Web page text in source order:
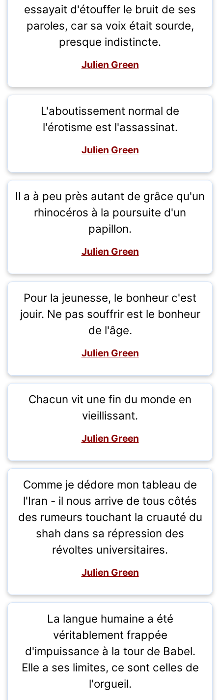
essayait d'étouffer le bruit de ses
paroles, car sa voix était sourde,
presque indistincte.
Julien Green
L'aboutissement normal de
l'érotisme est l'assassinat.
Julien Green
Il a à peu près autant de grâce qu'un
rhinocéros à la poursuite d'un
papillon.
Julien Green
Pour la jeunesse, le bonheur c'est
jouir. Ne pas souffrir est le bonheur
de l'âge.
Julien Green
Chacun vit une fin du monde en
vieillissant.
Julien Green
Comme je dédore mon tableau de
l'Iran - il nous arrive de tous côtés
des rumeurs touchant la cruauté du
shah dans sa répression des
révoltes universitaires.
Julien Green
La langue humaine a été
véritablement frappée
d'impuissance à la tour de Babel.
Elle a ses limites, ce sont celles de
l'orgueil.